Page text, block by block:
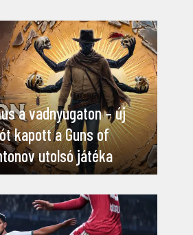
a vadnyugaton – új
kapott a Guns of
utolsó játéka